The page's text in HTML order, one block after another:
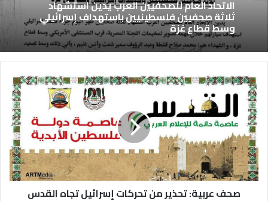
الاتحاد العام للصحفيين العرب يدين استشهاد
ثلاثة صحفيين فلسطينيين باستهداف إسرائيلي
وسط قطاع غزة
صحف عربية: تحذير من تحركات إسرائيل تجاه القدس